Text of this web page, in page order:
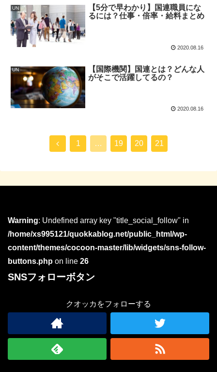
UN
【5分で早わかり】国連職員にな
るには？仕事・倍率・給料まとめ
2020.08.16
UN
【国際機関】国連とは？どんな人
がそこで活躍してるの？
2020.08.16
1 … 19 20 21
Warning: Undefined array key "title_social_follow" in
/home/xs995121/quokkablog.net/public_html/wp-
content/themes/cocoon-master/lib/widgets/sns-follow-
buttons.php on line 26
SNSフォローボタン
クオッカをフォローする